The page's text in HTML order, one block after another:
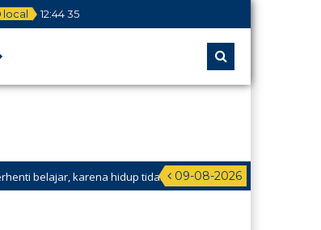
local 12:44 36
09-08-2026
karena hidup tidak pernah berhenti mengajar.” –